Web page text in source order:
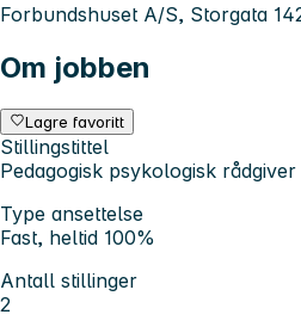
Forbundshuset A/S, Storgata
Om jobben
Lagre favoritt
Stillingstittel
Pedagogisk psykologisk rådgiver
Type ansettelse
Fast, heltid 100%
Antall stillinger
2